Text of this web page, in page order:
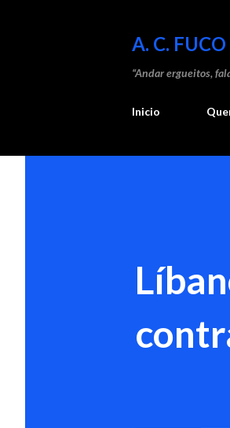
A. C.
“Andar ergueitos,
Inicio